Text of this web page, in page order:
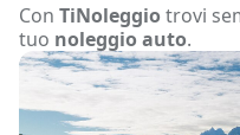
Con TiNoleggiotrovi
tuo noleggio auto.